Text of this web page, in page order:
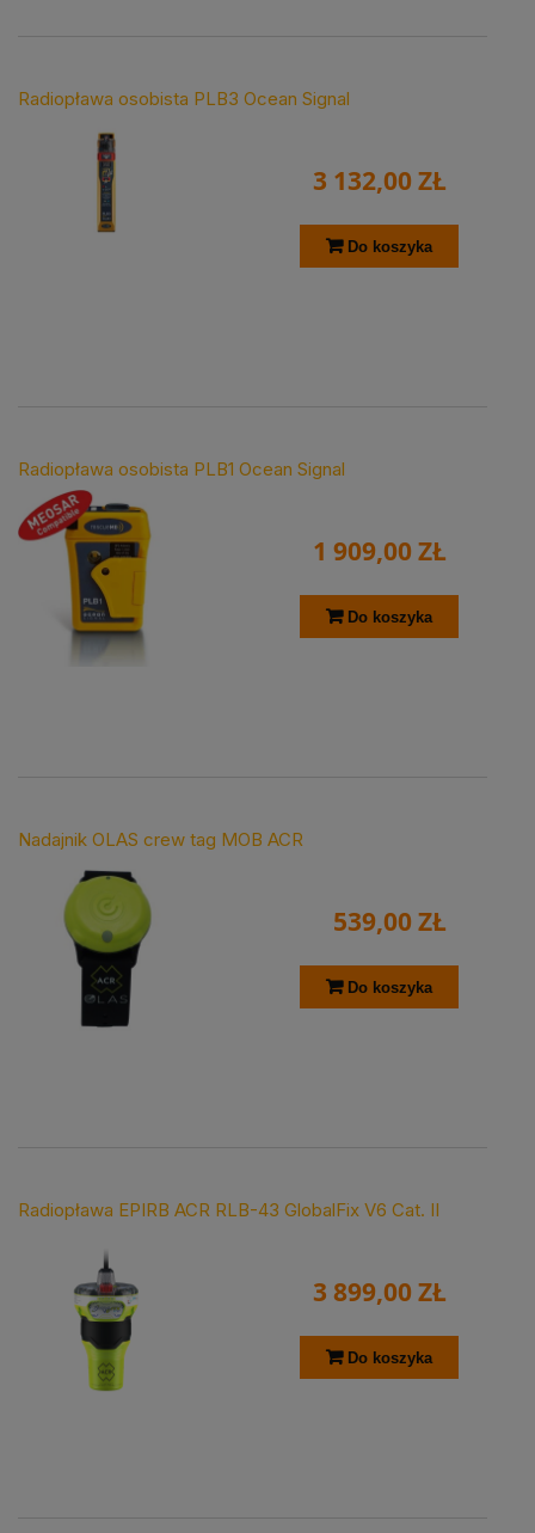
Radiopława osobista PLB3 Ocean Signal
3 132,00 ZŁ
Do koszyka
Radiopława osobista PLB1 Ocean Signal
1 909,00 ZŁ
Do koszyka
Nadajnik OLAS crew tag MOB ACR
539,00 ZŁ
Do koszyka
Radiopława EPIRB ACR RLB-43 GlobalFix V6 Cat. II
3 899,00 ZŁ
Do koszyka